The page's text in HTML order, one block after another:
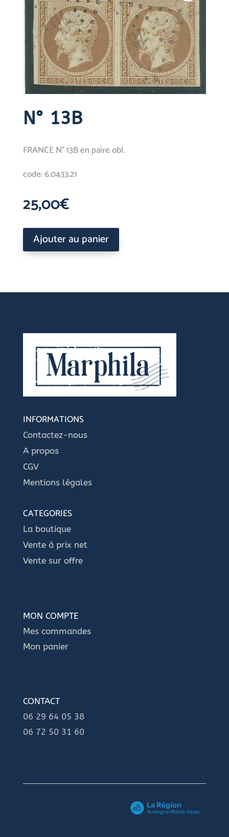
N° 13B
FRANCE N° 13B en paire obl.
code: 6.0433.21
25,00€
Ajouter au panier
INFORMATIONS
Contactez-nous
A propos
CGV
Mentions légales
CATEGORIES
La boutique
Vente à prix net
Vente sur offre
MON COMPTE
Mes commandes
Mon panier
CONTACT
06 29 64 05 38
06 72 50 31 60